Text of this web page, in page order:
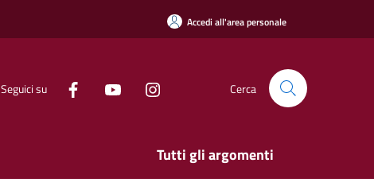
Accedi all'area personale
Seguici su Cerca
Tutti gli argomenti